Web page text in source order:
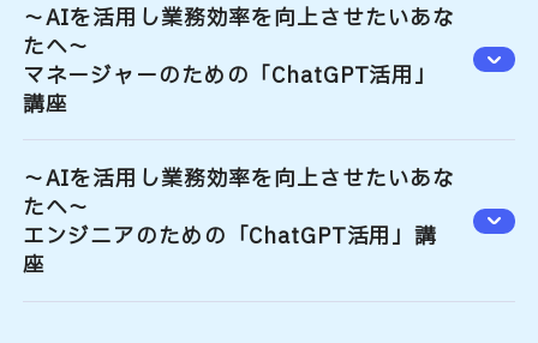
～AIを活用し業務効率を向上させたいあな
たへ～
マネージャーのための「ChatGPT活用」
講座
～AIを活用し業務効率を向上させたいあな
たへ～
エンジニアのための「ChatGPT活用」講
座